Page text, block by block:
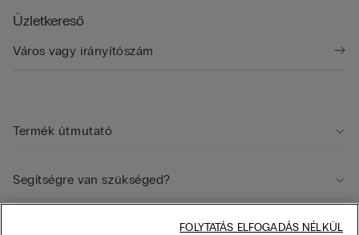
Üzletkereső
Termék útmutató
Segítségre van szükséged?
FOLYTATÁS ELFOGADÁS NÉLKÜL